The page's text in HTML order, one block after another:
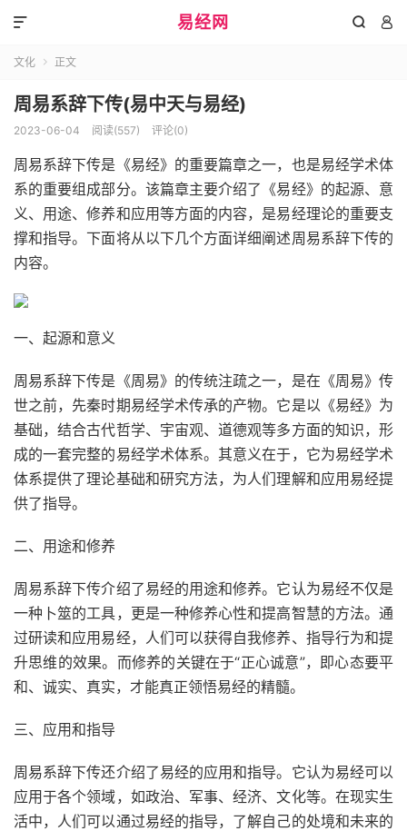
易经网  

文化  正文
周易系辞下传(易中天与易经)
2023-06-04 阅读(557) 评论(0)
周易系辞下传是《易经》的重要篇章之一，也是易经学术体
系的重要组成部分。该篇章主要介绍了《易经》的起源、意
义、用途、修养和应用等方面的内容，是易经理论的重要支
撑和指导。下面将从以下几个方面详细阐述周易系辞下传的
内容。
一、起源和意义
周易系辞下传是《周易》的传统注疏之一，是在《周易》传
世之前，先秦时期易经学术传承的产物。它是以《易经》为
基础，结合古代哲学、宇宙观、道德观等多方面的知识，形
成的一套完整的易经学术体系。其意义在于，它为易经学术
体系提供了理论基础和研究方法，为人们理解和应用易经提
供了指导。
二、用途和修养
周易系辞下传介绍了易经的用途和修养。它认为易经不仅是
一种卜筮的工具，更是一种修养心性和提高智慧的方法。通
过研读和应用易经，人们可以获得自我修养、指导行为和提
升思维的效果。而修养的关键在于“正心诚意”，即心态要平
和、诚实、真实，才能真正领悟易经的精髓。
三、应用和指导
周易系辞下传还介绍了易经的应用和指导。它认为易经可以
应用于各个领域，如政治、军事、经济、文化等。在现实生
活中，人们可以通过易经的指导，了解自己的处境和未来的